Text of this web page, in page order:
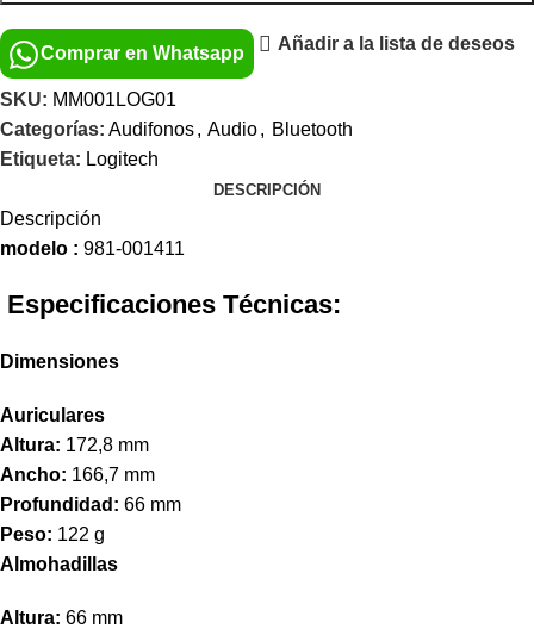
Comprar en Whatsapp Añadir a la lista de deseos
SKU: MM001LOG01
Categorías: Audifonos, Audio, Bluetooth
Etiqueta: Logitech
DESCRIPCIÓN
Descripción
modelo : 981-001411
Especificaciones Técnicas:
Dimensiones
Auriculares
Altura: 172,8 mm
Ancho: 166,7 mm
Profundidad: 66 mm
Peso: 122 g
Almohadillas
Altura: 66 mm